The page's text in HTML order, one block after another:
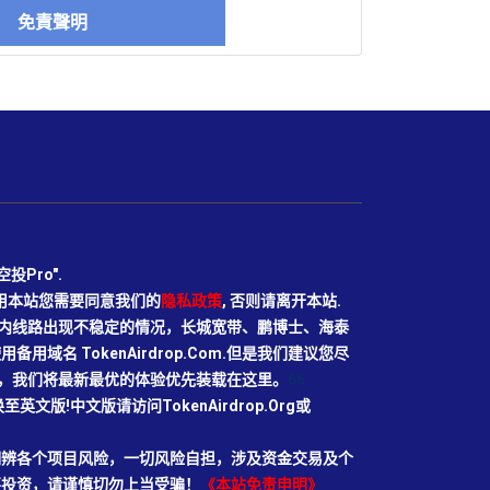
聲明
投Pro".
站您需要同意我们的隐私政策, 否则请离开本站.
线路出现不稳定的情况，长城宽带、鹏博士、海泰
备用域名 TokenAirdrop.Com.但是我们建议您尽
们将最新最优的体验优先装载在这里。
英文版!中文版请访问TokenAirdrop.Org或
各个项目风险，一切风险自担，涉及资金交易及个
资，请谨慎切勿上当受骗！
《本站免责申明》